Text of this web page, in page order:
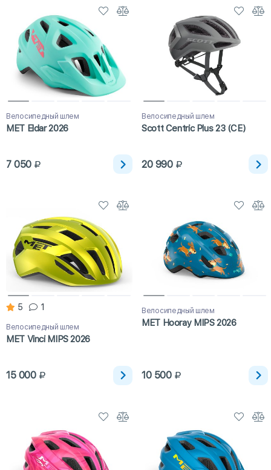
Велосипедный шлем
MET Eldar 2026
7 050
Велосипедный шлем
Scott Centric Plus 23 (CE)
20 990
5 1
Велосипедный шлем
MET Vinci MIPS 2026
15 000
Велосипедный шлем
MET Hooray MIPS 2026
10 500